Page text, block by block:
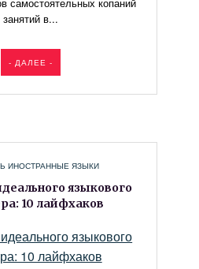
занятий в...
- ДАЛЕЕ -
ИНОСТРАННЫЕ ЯЗЫКИ
языкового
10 лайфхаков